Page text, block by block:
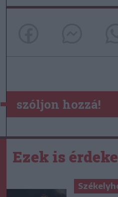
szóljon hozzá!
Ezek is